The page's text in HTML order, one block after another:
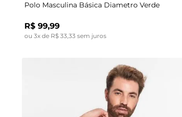
Polo Masculina Básica Diametro Verde
R$ 99,99
ou 3x de R$ 33,33 sem juros